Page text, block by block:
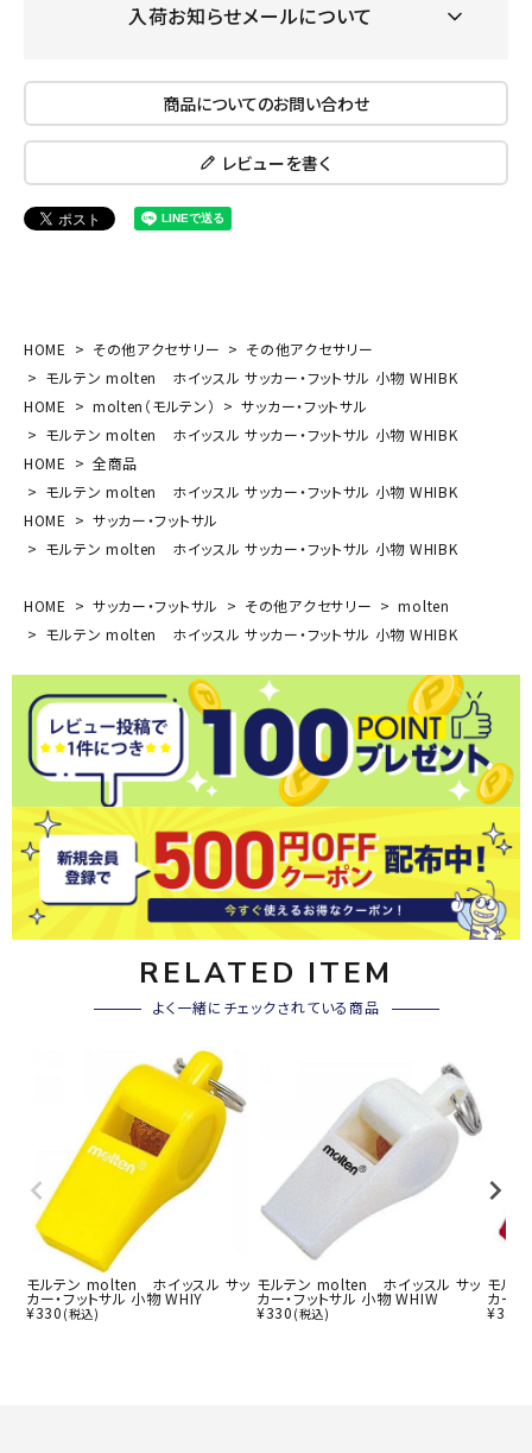
入荷お知らせメールについて
商品についてのお問い合わせ
レビューを書く
HOME その他アクセサリー
その他アクセサリー
モルテン molten ホイッスル サッカー・フットサル 小物 WHIBK
HOME
molten（モルテン）
サッカー・フットサル
モルテン molten ホイッスル サッカー・フットサル 小物 WHIBK
HOME
全商品
モルテン molten ホイッスル サッカー・フットサル 小物 WHIBK
HOME
サッカー・フットサル
モルテン molten ホイッスル サッカー・フットサル 小物 WHIBK
HOME サッカー・フットサル その他アクセサリー
molten
モルテン molten ホイッスル サッカー・フットサル 小物 WHIBK
RELATED ITEM
よく一緒にチェックされている商品
モルテン molten ホイッスル サッ
カー・フットサル 小物 WHIY
¥330 (税込)
モルテン molten ホイッスル サッ
カー・フットサル 小物 WHIW
¥330 (税込)
モル
カー
¥330